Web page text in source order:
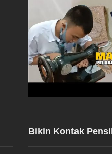
Bikin Kontak Pensil